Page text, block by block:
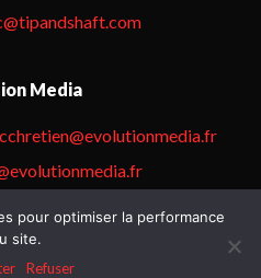
Media
réservés.Mentions légales &
confidentialité
pour optimiser la performance
site.
Refuser